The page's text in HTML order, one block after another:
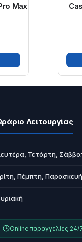
Max
Λειτουργίας
Τετάρτη,
Πέμπτη, Παρασκευή
Online παραγγελίες 24/7